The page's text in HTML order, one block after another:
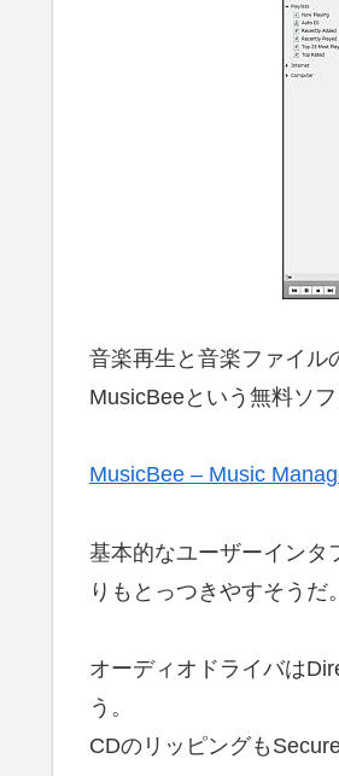
音楽再生と音楽ファイル
MusicBeeという無料ソ
MusicBee – Music
基本的なユーザーインタ
りもとっつきやすそうだ。
オーディオドライバは
う。
CDのリッピングも